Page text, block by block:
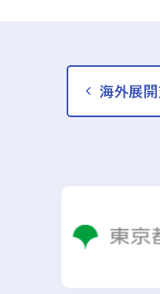
海外展開